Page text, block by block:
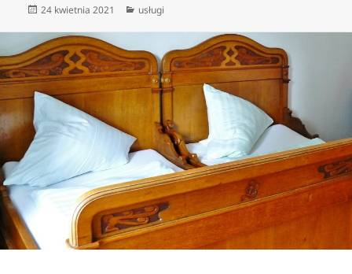
Data
24 kwietnia 2021 Kategorie
usługi